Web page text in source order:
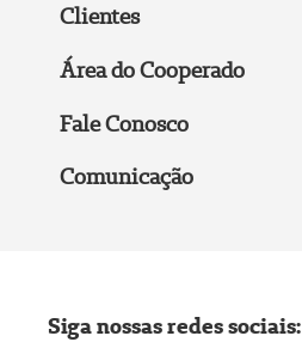
Clientes
Área do Cooperado
Fale Conosco
Comunicação
Siga nossas redes sociais: